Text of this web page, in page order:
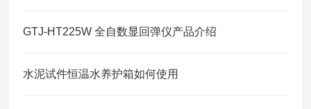
GTJ-HT225W 全自数显回弹仪产品介绍
水泥试件恒温水养护箱如何使用